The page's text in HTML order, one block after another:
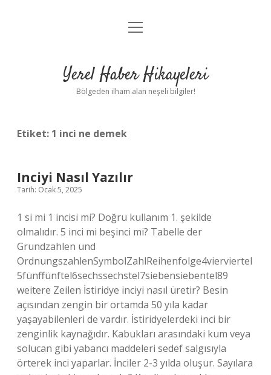
Anasayfa
Yasal Uyarı
menüyü
Yerel Haber Hikayeleri
Bölgeden ilham alan neşeli bilgiler!
Etiket: 1 inci ne demek
Inciyi Nasıl Yazılır
Tarih: Ocak 5, 2025
1 si mi 1 incisi mi? Doğru kullanım 1. şekilde
olmalıdır. 5 inci mi beşinci mi? Tabelle der
Grundzahlen und
OrdnungszahlenSymbolZahlReihenfolge4vierviertel
5fünffünftel6sechssechstel7siebensiebentel89
weitere Zeilen İstiridye inciyi nasıl üretir? Besin
açısından zengin bir ortamda 50 yıla kadar
yaşayabilenleri de vardır. İstiridyelerdeki inci bir
zenginlik kaynağıdır. Kabukları arasındaki kum veya
solucan gibi yabancı maddeleri sedef salgısıyla
örterek inci yaparlar. İnciler 2-3 yılda oluşur. Sayılara